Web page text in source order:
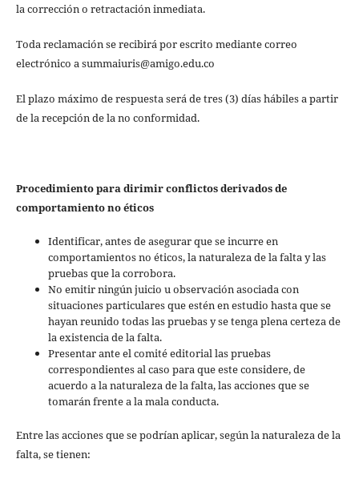
la corrección o retractación inmediata.
Toda reclamación se recibirá por escrito mediante correo
electrónico a summaiuris@amigo.edu.co
El plazo máximo de respuesta será de tres (3) días hábiles a partir
de la recepción de la no conformidad.
Procedimiento para dirimir conflictos derivados de
comportamiento no éticos
Identificar, antes de asegurar que se incurre en
comportamientos no éticos, la naturaleza de la falta y las
pruebas que la corrobora.
No emitir ningún juicio u observación asociada con
situaciones particulares que estén en estudio hasta que se
hayan reunido todas las pruebas y se tenga plena certeza de
la existencia de la falta.
Presentar ante el comité editorial las pruebas
correspondientes al caso para que este considere, de
acuerdo a la naturaleza de la falta, las acciones que se
tomarán frente a la mala conducta.
Entre las acciones que se podrían aplicar, según la naturaleza de la
falta, se tienen: